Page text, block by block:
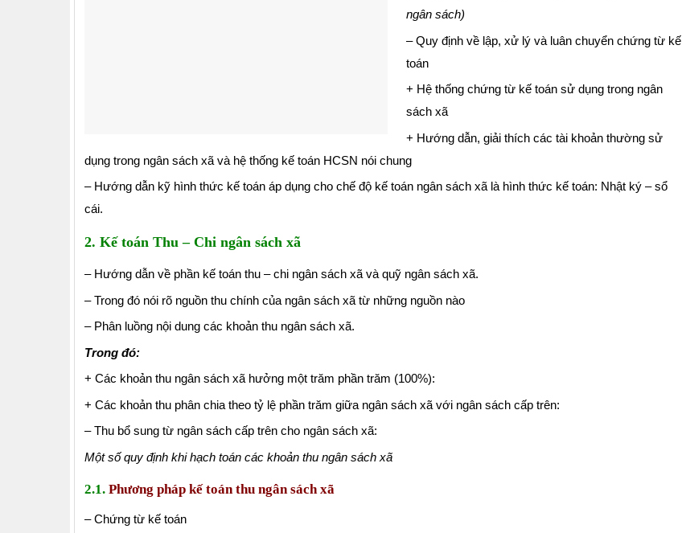
ngân sách)
– Quy định về lập, xử lý và luân chuyển chứng từ kế
toán
+ Hệ thống chứng từ kế toán sử dụng trong ngân
sách xã
+ Hướng dẫn, giải thích các tài khoản thường sử
dụng trong ngân sách xã và hệ thống kế toán HCSN nói chung
– Hướng dẫn kỹ hình thức kế toán áp dụng cho chế độ kế toán ngân sách xã là hình thức kế toán: Nhật ký – sổ
cái.
2. Kế toán Thu – Chi ngân sách xã
– Hướng dẫn về phần kế toán thu – chi ngân sách xã và quỹ ngân sách xã.
– Trong đó nói rõ nguồn thu chính của ngân sách xã từ những nguồn nào
– Phân luồng nội dung các khoản thu ngân sách xã.
Trong đó:
+ Các khoản thu ngân sách xã hưởng một trăm phần trăm (100%):
+ Các khoản thu phân chia theo tỷ lệ phần trăm giữa ngân sách xã với ngân sách cấp trên:
– Thu bổ sung từ ngân sách cấp trên cho ngân sách xã:
Một số quy định khi hạch toán các khoản thu ngân sách xã
2.1. Phương pháp kế toán thu ngân sách xã
– Chứng từ kế toán